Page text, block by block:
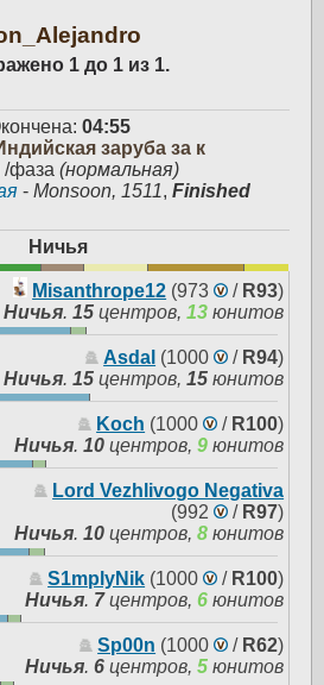
1 до 1 из 1.
04:55
заруба за к
/фаза (нормальная)
- Monsoon, 1511, Finished
Ничья
Misanthrope12 (973 / R93)
Ничья.15 центров,13 юнитов
Asdal (1000 / R94)
Ничья.15 центров,15 юнитов
Koch (1000 / R100)
Ничья.10 центров,9 юнитов
Lord Vezhlivogo Negativa
(992
/ R97)
Ничья.10 центров,8 юнитов
S1mplyNik (1000 / R100)
Ничья. 7центров,6 юнитов
Sp00n (1000 / R62)
Ничья.6 центров,5 юнитов